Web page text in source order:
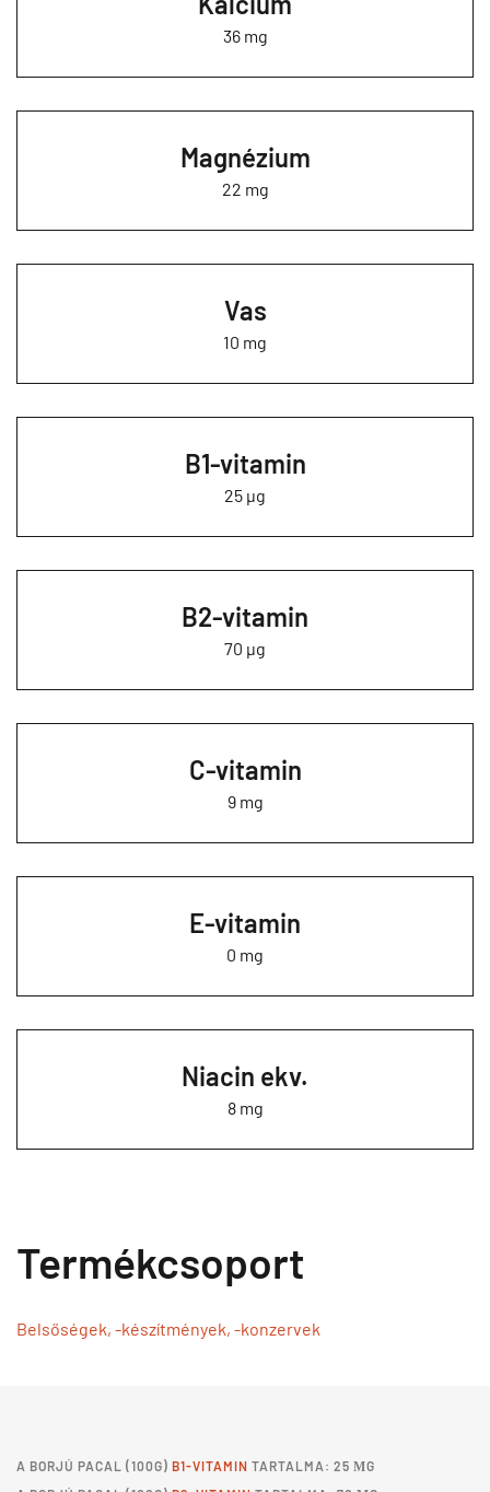
36 mg
Magnézium
22 mg
Vas
10 mg
B1-vitamin
25 µg
B2-vitamin
70 µg
C-vitamin
9 mg
E-vitamin
0 mg
Niacin ekv.
8 mg
Termékcsoport
Belsőségek, -készítmények, -konzervek
A BORJÚ PACAL (100G) B1-VITAMIN TARTALMA: 25 ΜG